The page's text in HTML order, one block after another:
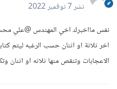
نشر7 نوفمبر 2022
نفس مااخبرك اخي المهندس@علي
اخر ثلاثة او اثنان حسب الرغبه ليتم
الاعجابات وتنقص منها ثلاثه او اثنان